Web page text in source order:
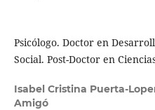
Psicólogo. Doctor en
Social. Post-Doctor en
Isabel Cristina Puerta-
Amigó